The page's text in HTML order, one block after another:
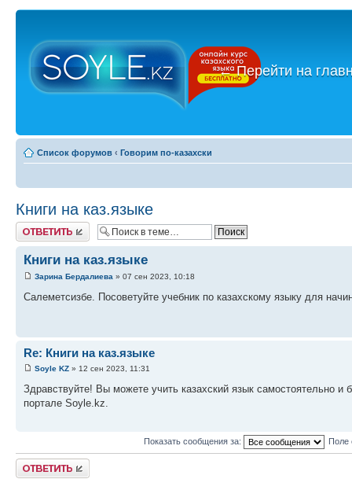
←Перейти на
Список форумов ‹ Говорим по-казахски
Книги на каз.языке
Ответить
Книги на каз.языке
Зарина Бердалиева » 07 сен 2023, 10:18
Салеметсизбе. Посоветуйте учебник по казахскому языку для
Re: Книги на каз.языке
Soyle KZ » 12 сен 2023, 11:31
Здравствуйте! Вы можете учить казахский язык самостоятельно
портале Soyle.kz.
Показать сообщения за: Поле
Ответить